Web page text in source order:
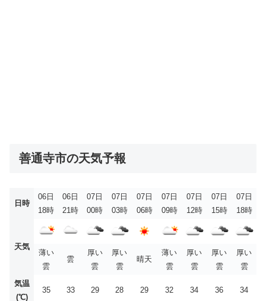
善通寺市の天気予報
日時
06日
18時
06日
21時
07日
00時
07日
03時
07日
06時
07日
09時
07日
12時
07日
15時
07日
18時
天気
薄い
雲
雲
厚い
雲
厚い
雲
晴天
薄い
雲
厚い
雲
厚い
雲
厚い
雲
気温
(℃)
35 33 29 28 29 32 34 36 34